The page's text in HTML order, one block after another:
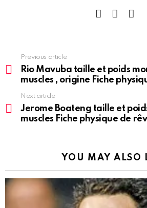
more
Previous article
Rio Mavuba taille et poids
muscles , origine Fiche
Next article
Jerome Boateng taille et
muscles Fiche physique de
YOU MAY ALSO